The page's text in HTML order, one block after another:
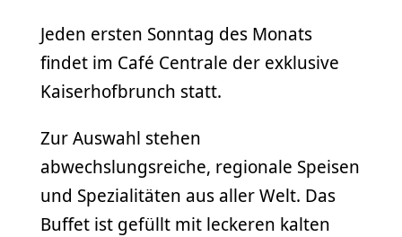
Jeden ersten Sonntag des Monats
findet im Café Centrale der exklusive
Kaiserhofbrunch statt.
Zur Auswahl stehen
abwechslungsreiche, regionale Speisen
und Spezialitäten aus aller Welt. Das
Buffet ist gefüllt mit leckeren kalten